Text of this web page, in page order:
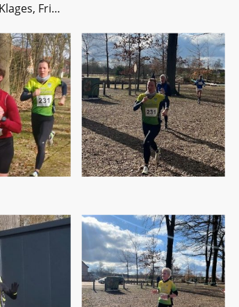
v.l. Hartmut Klages, Friederike koch, Peggy Götting, Torsten Münchow